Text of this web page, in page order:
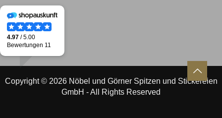
Copyright © 2026 Nöbel und Görner Spitzen und Stickereien
GmbH - All Rights Reserved